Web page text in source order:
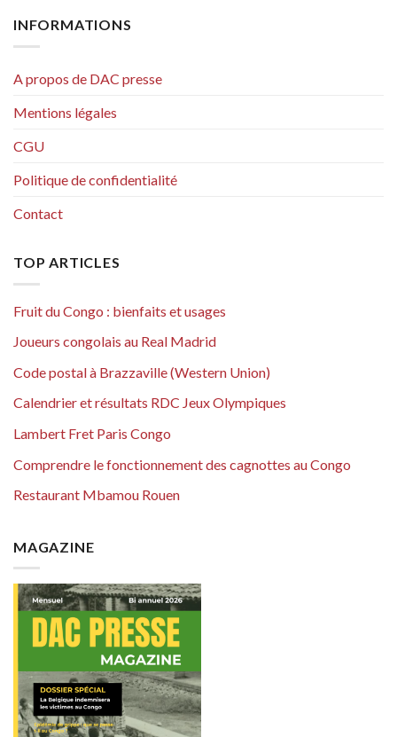
INFORMATIONS
A propos de DAC presse
Mentions légales
CGU
Politique de confidentialité
Contact
TOP ARTICLES
Fruit du Congo : bienfaits et usages
Joueurs congolais au Real Madrid
Code postal à Brazzaville (Western Union)
Calendrier et résultats RDC Jeux Olympiques
Lambert Fret Paris Congo
Comprendre le fonctionnement des cagnottes au Congo
Restaurant Mbamou Rouen
MAGAZINE